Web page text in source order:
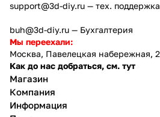
support@3d-diy.ru — тех. поддержка
buh@3d-diy.ru — Бухгалтерия
Мы переехали:
Москва, Павелецкая набережная,
Как до нас добраться, см. тут
Магазин
Компания
Информация